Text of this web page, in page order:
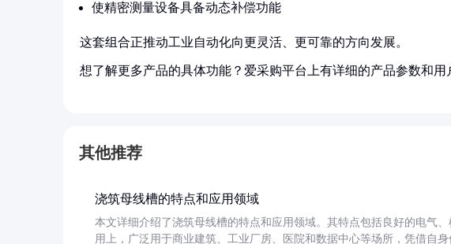
使精密测量设备具备动态补偿功能
这套组合正推动工业自动化向更灵活、更可靠的方向发展。
想了解更多产品的具体功能？爱采购平台上有详细的产品参数和用
其他推荐
浇筑母线槽的特点和应用领域
本文详细介绍了浇筑母线槽的特点和应用领域。其特点包括良好的电气
用上，广泛用于商业建筑、工业厂房、医院和数据中心等场所，凭借自